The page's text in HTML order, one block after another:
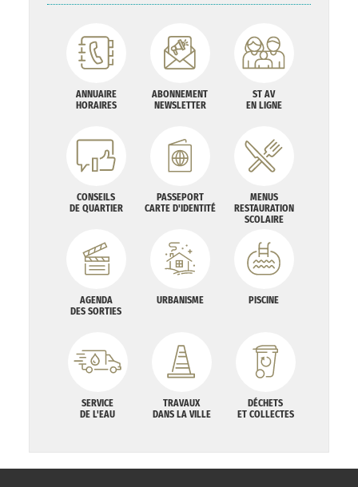
ANNUAIRE
HORAIRES
ABONNEMENT
NEWSLETTER
ST AV
EN LIGNE
CONSEILS
DE QUARTIER
PASSEPORT
CARTE D'IDENTITÉ
MENUS
RESTAURATION
SCOLAIRE
AGENDA
DES SORTIES
URBANISME PISCINE
SERVICE
DE L'EAU
TRAVAUX
DANS LA VILLE
DÉCHETS
ET COLLECTES